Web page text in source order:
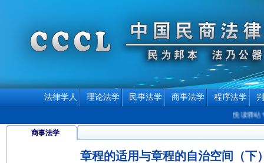
法律学人 理论法学 民事法学 商事法学 程序法学
悦读驿站
商事法学
章程的适用与章程的自治空间（下